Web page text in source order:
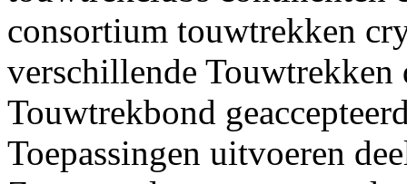
consortium touwtrekken
verschillende Touwtrekken
Touwtrekbond
Toepassingen uitvoeren